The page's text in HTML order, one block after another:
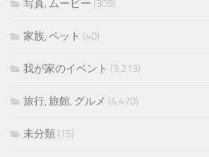
写真, ムービー (309)
家族, ペット (40)
我が家のイベント (3,213)
旅行, 旅館, グルメ (4,470)
未分類 (15)